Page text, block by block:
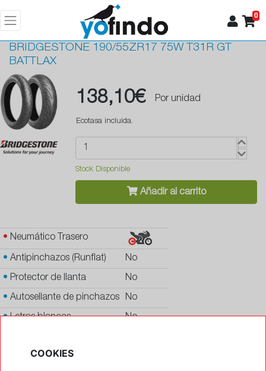
0
BRIDGESTONE 190/55ZR17 75W T31R GT
BATTLAX
138,10€ Por unidad
Ecotasa incluida.
Stock Disponible
Añadir al carrito
• Neumático Trasero
• Antipinchazos (Runflat) No
• Protector de llanta No
• Autosellante de pinchazos No
•Letras blancas No
COOKIES